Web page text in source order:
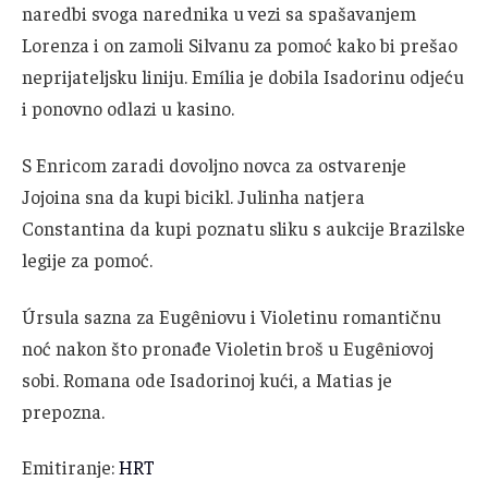
naredbi svoga narednika u vezi sa spašavanjem
Lorenza i on zamoli Silvanu za pomoć kako bi prešao
neprijateljsku liniju. Emília je dobila Isadorinu odjeću
i ponovno odlazi u kasino.
S Enricom zaradi dovoljno novca za ostvarenje
Jojoina sna da kupi bicikl. Julinha natjera
Constantina da kupi poznatu sliku s aukcije Brazilske
legije za pomoć.
Úrsula sazna za Eugêniovu i Violetinu romantičnu
noć nakon što pronađe Violetin broš u Eugêniovoj
sobi. Romana ode Isadorinoj kući, a Matias je
prepozna.
Emitiranje:HRT